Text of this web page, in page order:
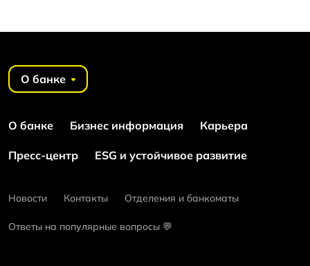
О банке
О банке Бизнес информация Карьера
Пресс-центр ESG и устойчивое развитие
Новости Контакты Отделения и банкоматы
Ответы на популярные вопросы 💬